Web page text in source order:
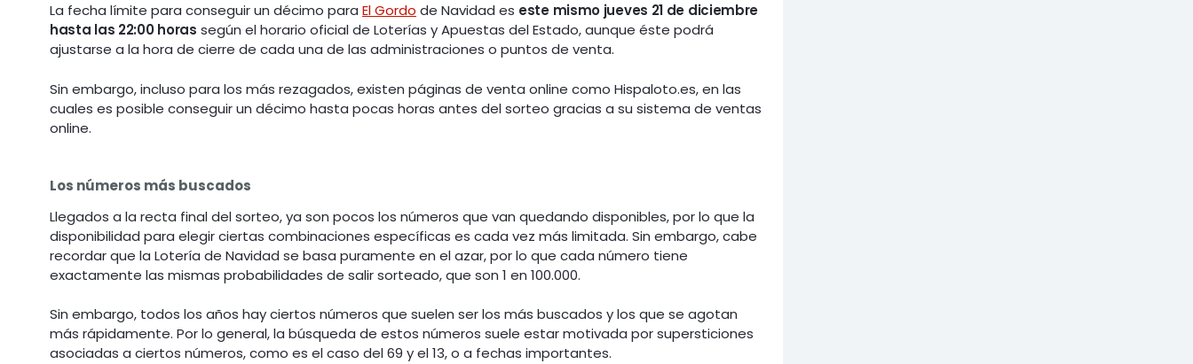
La fecha límite para conseguir un décimo paraEl Gordo de Navidad es este mismo jueves 21 de diciembre
hasta las 22:00 horas según el horario oficial de Loterías y Apuestas del Estado, aunque éste podrá
ajustarse a la hora de cierre de cada una de las administraciones o puntos de venta.
Sin embargo, incluso para los más rezagados, existen páginas de venta online como Hispaloto.es, en las
cuales es posible conseguir un décimo hasta pocas horas antes del sorteo gracias a su sistema de ventas
online.
Los números más buscados
Llegados a la recta final del sorteo, ya son pocos los números que van quedando disponibles, por lo que la
disponibilidad para elegir ciertas combinaciones específicas es cada vez más limitada. Sin embargo, cabe
recordar que la Lotería de Navidad se basa puramente en el azar, por lo que cada número tiene
exactamente las mismas probabilidades de salir sorteado, que son 1 en 100.000.
Sin embargo, todos los años hay ciertos números que suelen ser los más buscados y los que se agotan
más rápidamente. Por lo general, la búsqueda de estos números suele estar motivada por supersticiones
asociadas a ciertos números, como es el caso del 69 y el 13, o a fechas importantes.